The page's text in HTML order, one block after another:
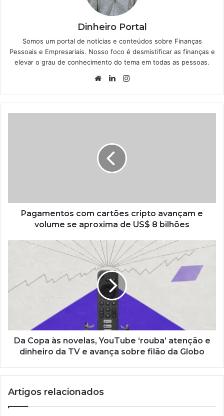
Dinheiro Portal
Somos um portal de notícias e conteúdos sobre Finanças
Pessoais e Empresariais. Nosso foco é desmistificar as finanças e
elevar o grau de conhecimento do tema em todas as pessoas.
WebsiteLinkedin
Pagamentos com cartões cripto avançam e
volume se aproxima de US$ 8 bilhões
Da Copa às novelas, YouTube ‘rouba’ atenção e
dinheiro da TV e avança sobre filão da Globo
Artigos relacionados